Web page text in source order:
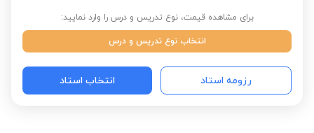
برای مشاهده قیمت، نوع تدریس و درس را وارد نمایید:
انتخاب نوع تدریس و درس
رزومه استاد انتخاب استاد